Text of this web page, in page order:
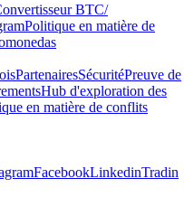
BTC/
Politique en matière de
PartenairesSécuritéPreuve de
Hub d'exploration des
en matière de conflits
FacebookLinkedinTradin